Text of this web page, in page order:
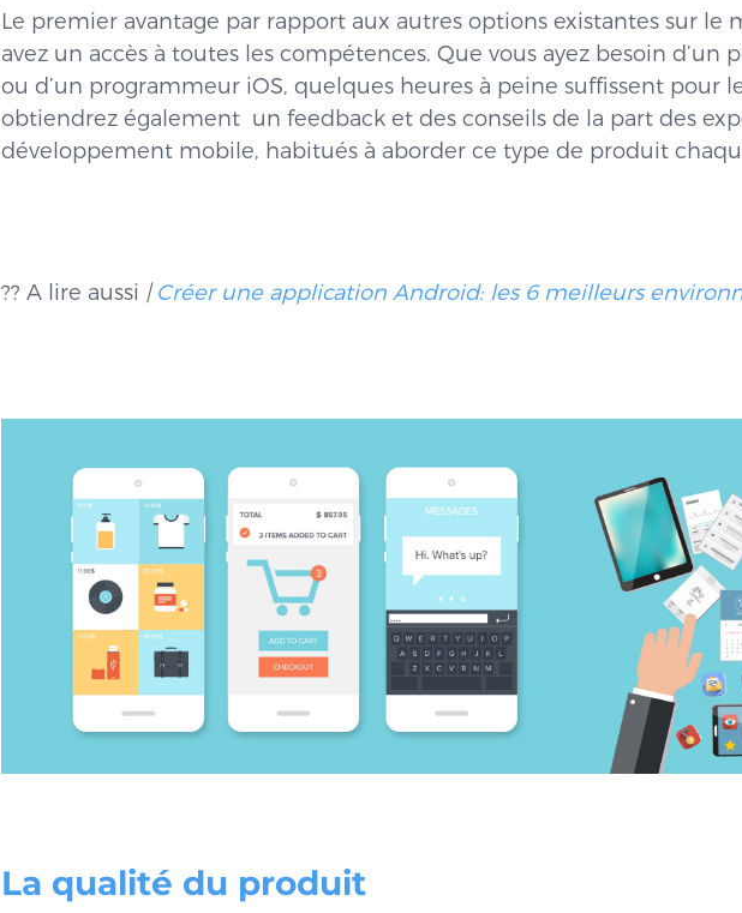
Le premier avantage par rapport aux autres options existantes sur le
avez un accès à toutes les compétences. Que vous ayez besoin d’un
ou d’un programmeur iOS, quelques heures à peine suffissent pour
obtiendrez également un feedback et des conseils de la part des
développement mobile, habitués à aborder ce type de produit
?? A lire aussi |Créer une application Android: les 6 meilleurs
La qualité du produit